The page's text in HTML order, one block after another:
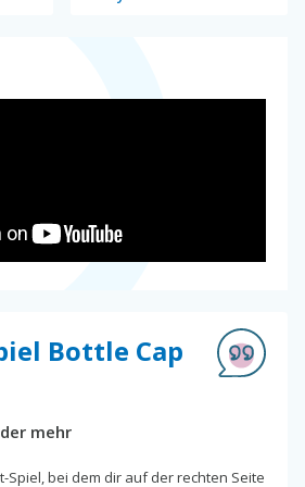
Bottle Cap
mehr
Spiel, bei dem dir auf der rechten Seite